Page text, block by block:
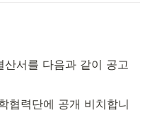
서를 다음과 같이 공고
협력단에 공개 비치합니